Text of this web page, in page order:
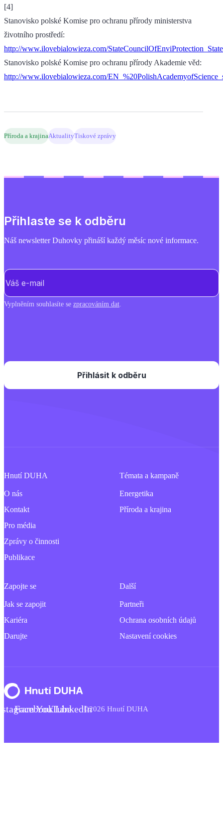
[4]
Stanovisko polské Komise pro ochranu přírody ministerstva
životního prostředí:
http://www.ilovebialowieza.com/
Stanovisko polské Komise pro ochranu přírody Akademie věd:
http://www.ilovebialowieza.com/
Příroda a krajinaAktualityTiskové zprávy
Přihlaste se k odběru
Náš newsletter Duhovky přináší každý měsíc nové informace.
E-mail
Vyplněním souhlasíte se zpracováním dat.
Hnutí DUHA
O nás
Kontakt
Pro média
Zprávy o činnosti
Publikace
Témata a kampaně
Energetika
Příroda a krajina
Zapojte se
Jak se zapojit
Kariéra
Darujte
Další
Partneři
Ochrana osobních údajů
Nastavení cookies
FacebookYouTubeLinkedIn©2026 Hnutí DUHA